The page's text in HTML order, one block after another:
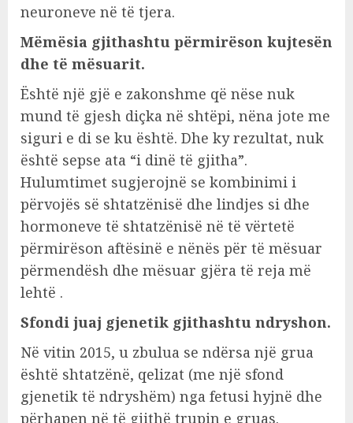
neuroneve në të tjera.
Mëmësia gjithashtu përmirëson kujtesën
dhe të mësuarit.
Është një gjë e zakonshme që nëse nuk
mund të gjesh diçka në shtëpi, nëna jote me
siguri e di se ku është. Dhe ky rezultat, nuk
është sepse ata “i dinë të gjitha”.
Hulumtimet sugjerojnë se kombinimi i
përvojës së shtatzënisë dhe lindjes si dhe
hormoneve të shtatzënisë në të vërtetë
përmirëson aftësinë e nënës për të mësuar
përmendësh dhe mësuar gjëra të reja më
lehtë .
Sfondi juaj gjenetik gjithashtu ndryshon.
Në vitin 2015, u zbulua se ndërsa një grua
është shtatzënë, qelizat (me një sfond
gjenetik të ndryshëm) nga fetusi hyjnë dhe
përhapen në të gjithë trupin e gruas.